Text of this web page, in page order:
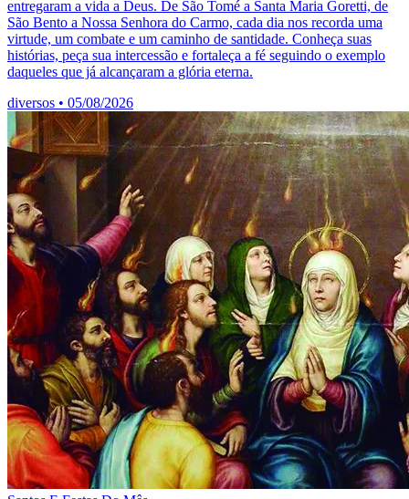
entregaram a vida a Deus. De São Tomé a Santa Maria Goretti, de
São Bento a Nossa Senhora do Carmo, cada dia nos recorda uma
virtude, um combate e um caminho de santidade. Conheça suas
histórias, peça sua intercessão e fortaleça a fé seguindo o exemplo
daqueles que já alcançaram a glória eterna.
diversos • 05/08/2026